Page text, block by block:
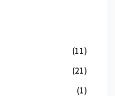
(11)
(21)
(1)